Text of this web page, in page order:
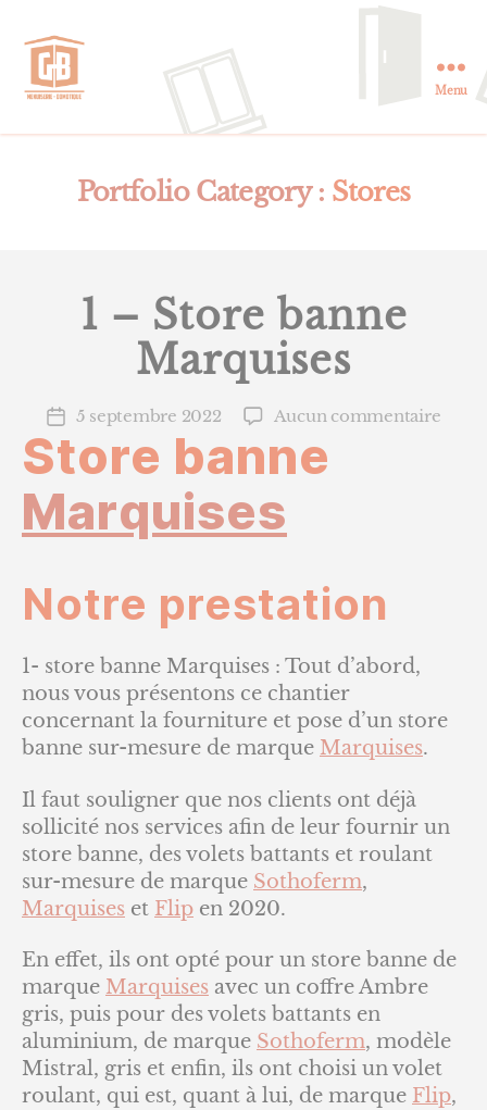
Menuiserie
Domotique
Menu
Portfolio Category : Stores
1 – Store banne
Marquises
Date
de
l’article
5 septembre 2022 Aucun commentairesur
Store banne
Marquises
Notre prestation
1- store banne Marquises : Tout d’abord,
nous vous présentons ce chantier
concernant la fourniture et pose d’un store
banne sur-mesure de marque Marquises.
Il faut souligner que nos clients ont déjà
sollicité nos services afin de leur fournir un
store banne, des volets battants et roulant
sur-mesure de marque Sothoferm,
Marquises et Flip en 2020.
En effet, ils ont opté pour un store banne de
marque Marquises avec un coffre Ambre
gris, puis pour des volets battants en
aluminium, de marque Sothoferm, modèle
Mistral, gris et enfin, ils ont choisi un volet
roulant, qui est, quant à lui, de marque Flip,